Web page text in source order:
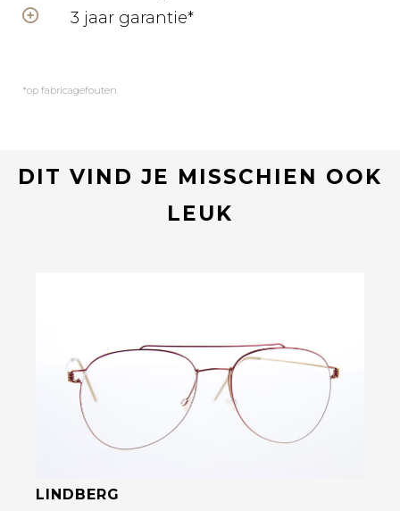
3 jaar garantie*
*op fabricagefouten
DIT VIND JE MISSCHIEN OOK
LEUK
LINDBERG